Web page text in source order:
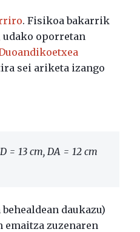
. Fisikoa bakarrik
udako oporretan
sei ariketa izango
= 13 cm, DA = 12 cm
daukazu)
emaitza zuzenaren